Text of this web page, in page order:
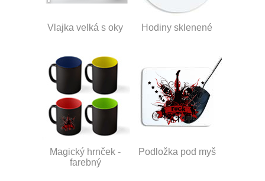
Vlajka velká s oky Hodiny sklenené
Magický hrnček -
farebný
Podložka pod myš